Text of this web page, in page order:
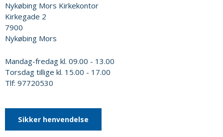
Nykøbing Mors Kirkekontor
Kirkegade 2
7900
Nykøbing Mors
Mandag-fredag kl. 09.00 - 13.00
Torsdag tillige kl. 15.00 - 17.00
Tlf: 97720530
Sikker henvendelse